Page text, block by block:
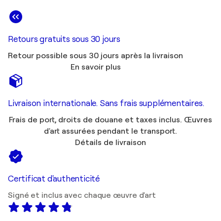
Retours gratuits sous 30 jours
Retour possible sous 30 jours après la livraison
En savoir plus
Livraison internationale. Sans frais supplémentaires.
Frais de port, droits de douane et taxes inclus. Œuvres
d'art assurées pendant le transport.
Détails de livraison
Certificat d'authenticité
Signé et inclus avec chaque œuvre d'art